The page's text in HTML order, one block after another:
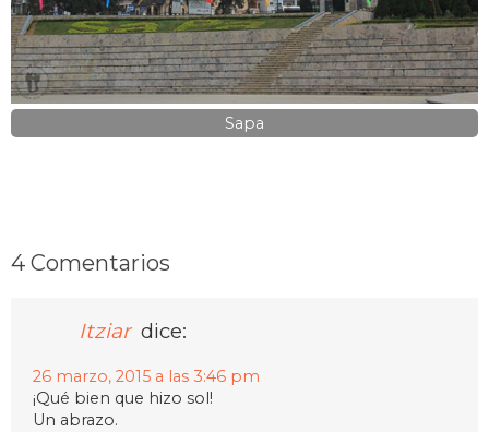
Sapa
4 Comentarios
Itziar dice:
26 marzo, 2015 a las 3:46 pm
¡Qué bien que hizo sol!
Un abrazo.